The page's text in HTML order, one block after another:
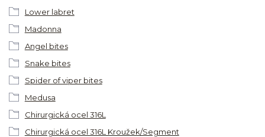
Lower labret
Madonna
Angel bites
Snake bites
Spider of viper bites
Medusa
Chirurgická ocel 316L
Chirurgická ocel 316L Kroužek/Segment